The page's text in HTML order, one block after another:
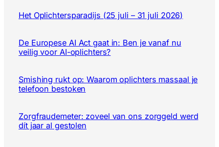
Het Oplichtersparadijs (25 juli – 31 juli 2026)
De Europese AI Act gaat in: Ben je vanaf nu
veilig voor AI-oplichters?
Smishing rukt op: Waarom oplichters massaal je
telefoon bestoken
Zorgfraudemeter: zoveel van ons zorggeld werd
dít jaar al gestolen